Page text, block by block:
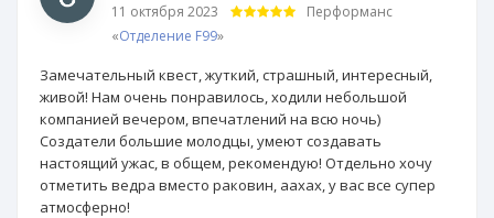
11 октября 2023
Перформанс
«Отделение F99»
Замечательный квест, жуткий, страшный, интересный,
живой! Нам очень понравилось, ходили небольшой
компанией вечером, впечатлений на всю ночь)
Создатели большие молодцы, умеют создавать
настоящий ужас, в общем, рекомендую! Отдельно хочу
отметить ведра вместо раковин, аахах, у вас все супер
атмосферно!